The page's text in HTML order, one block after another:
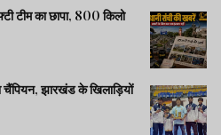
टीम का छापा, 800 किलो
चैंपियन, झारखंड के खिलाड़ियों